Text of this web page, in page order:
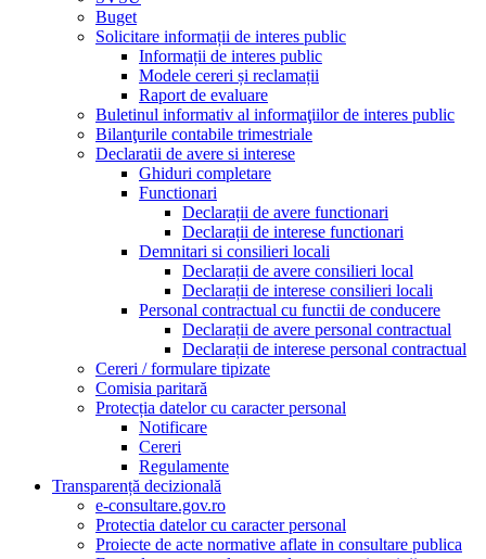
Buget
Solicitare informații de interes public
Informații de interes public
Modele cereri și reclamații
Raport de evaluare
Buletinul informativ al informaţiilor de interes public
Bilanţurile contabile trimestriale
Declaratii de avere si interese
Ghiduri completare
Functionari
Declarații de avere functionari
Declarații de interese functionari
Demnitari si consilieri locali
Declarații de avere consilieri local
Declarații de interese consilieri locali
Personal contractual cu functii de conducere
Declarații de avere personal contractual
Declarații de interese personal contractual
Cereri / formulare tipizate
Comisia paritară
Protecția datelor cu caracter personal
Notificare
Cereri
Regulamente
Transparență decizională
e-consultare.gov.ro
Protectia datelor cu caracter personal
Proiecte de acte normative aflate in consultare publica